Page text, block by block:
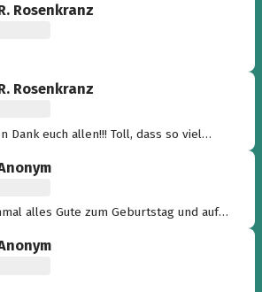
Rosenkranz
Rosenkranz
Dank euch allen!!! Toll, dass so viel
alles Gute zum Geburtstag und auf